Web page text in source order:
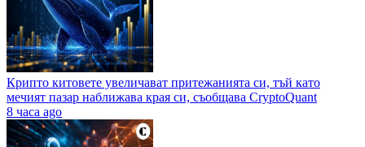
Крипто китовете увеличават притежанията си, тъй като
мечият пазар наближава края си, съобщава CryptoQuant
8 часа ago